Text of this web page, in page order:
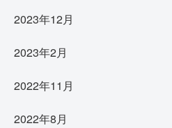
2023年12月
2023年2月
2022年11月
2022年8月